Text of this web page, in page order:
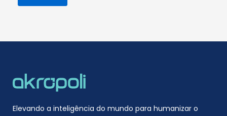
Elevando a inteligência do mundo para humanizar o